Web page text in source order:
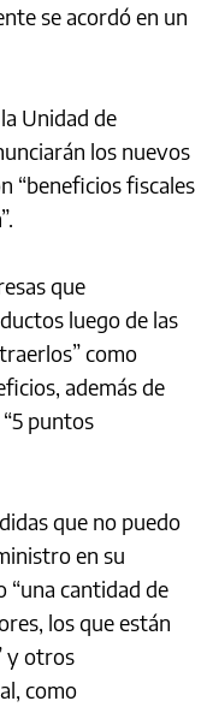
se acordó en un
Unidad de
los nuevos
“beneficios fiscales
que
luego de las
como
además de
puntos
que no puedo
en su
“una cantidad de
los que están
y otros
como